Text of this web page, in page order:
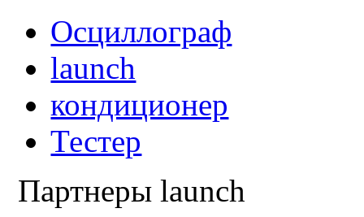
Осциллограф
launch
кондиционер
Тестер
Партнеры launch